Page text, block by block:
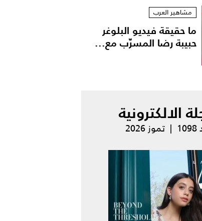
مشاهير العرب
ما حقيقة فيديو البلوغر
حبيبة رضا المسرّب مع...
الالكترونية